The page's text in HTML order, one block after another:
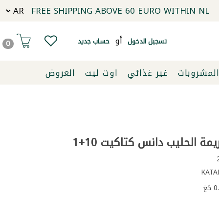
FREE SHIPPING ABOVE 60 EURO WITHIN NL
تسجيل الدخول أو حساب جديد 0
المشروبات غير غذائي اوت ليت
العروض
الحليب دانس كتاكيت 10+1